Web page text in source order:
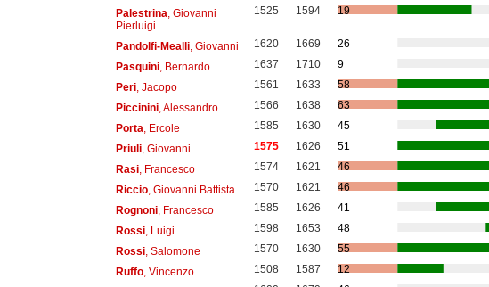
Palestrina , Giovanni
Pierluigi
1525 1594 19
Pandolfi-Mealli, Giovanni 1620 1669
26
Pasquini, Bernardo 1637 1710
9
Peri, Jacopo 1561 1633
58
Piccinini, Alessandro 1566 1638
63
Porta , Ercole 1585 1630
45
Priuli, Giovanni 1575 1626
51
Rasi, Francesco 1574 1621
46
Riccio, Giovanni Battista 1570 1621
46
Rognoni, Francesco 1585 1626
41
Rossi, Luigi 1598 1653
48
Rossi, Salomone 1570 1630
55
Ruffo, Vincenzo 1508 1587
12